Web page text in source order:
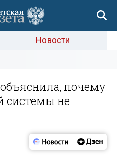
Новости
почему
системы не